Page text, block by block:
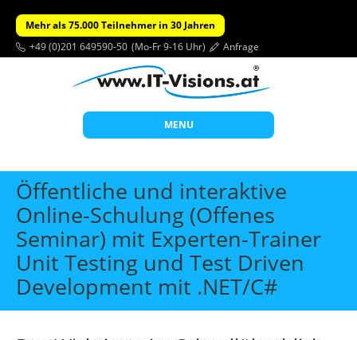
Mehr als 75.000 Teilnehmer in 30 Jahren
+49 (0)201 649590-50 (Mo-Fr 9-16 Uhr) Anfrage
MENU
Start
Themen
Beratung
Individuelle Schulungen
Offene Seminare
Öffentliche und interaktive
Online-Schulung (Offenes
Seminar) mit Experten-Trainer
Unit Testing und Test Driven
Development mit .NET/C#